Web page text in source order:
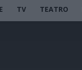
que
TV TEATRO